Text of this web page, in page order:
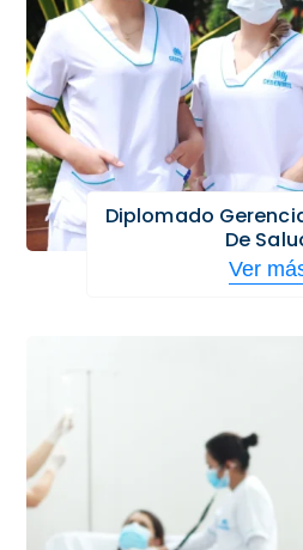
Diplomado
De
Ver